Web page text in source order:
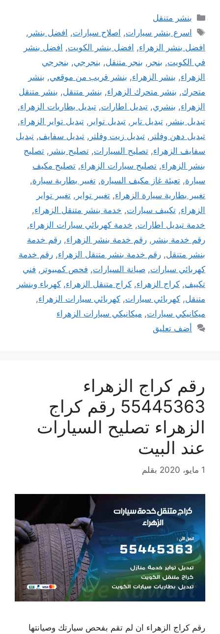
التصنيفات
بنشر متنقل
الوسوم
اسرع بنشر سيارات, اصلاح سيارات, افضل بنشر ,
افضل بنشر الزهراء, افضل بنشر الكويت, افضل بنشر
في الكويت, بنجر , بنجر متنقل, بنجرجي, بنجرجي
الزهراء, بنشر الزهراء, بنشر قريب من موقعي, بنشر
متحرك, بنشر متحرك الزهراء, بنشر متنقل, بنشر متنقل
الزهراء, بنشري, تبديل اطارات, تبديل بطاريات الزهراء,
تبديل بنشر , تبديل تاير , تبديل تواير , تبديل تواير الزهراء,
تبديل دهن وفلتر , تبديل زيت وفلتر , تبديل سفايف, تبديل
سفايف الزهراء, تصليح السيارات, تصليح بنشر , تصليح
بنشر الزهراء, تصليح سيارات الزهراء, تصليح مكيف
سيارة, تعبئة غاز مكيف السيارة, تغيير بطارية سيارة,
تغيير بطارية سيارة الزهراء, تغيير تواير , تغيير تواير
الزهراء, تكييف سيارات, خدمة بنشر متنقل الزهراء,
خدمة تبديل اطارات, خدمة كهربائي سيارات الزهراء,
رقم خدمة بنشر , رقم خدمة بنشر الزهراء, رقم خدمة
بنشر متنقل, رقم خدمة بنشر متنقل الزهراء, رقم خدمة
كهربائي سيارات, صيانة السيارات, فحص كمبيوتر , فني
تكييف, كراج الزهراء, كراج متنقل الزهراء, كهرباء وبنشر
متنقل, كهربائي سيارات, كهربائي سيارات الزهراء,
ميكانيكي سيارات, ميكانيكي سيارات الزهراء
أضف تعليق
رقم كراج الزهراء
55445363 رقم كراج
الزهراء تصليح السيارات
عند البيت
1 مايو، 2020 بقلم
رقم كراج الزهراء ان لم تقم بفحص سيارتك وصيانتها